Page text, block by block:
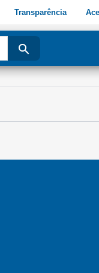
Transparência
search